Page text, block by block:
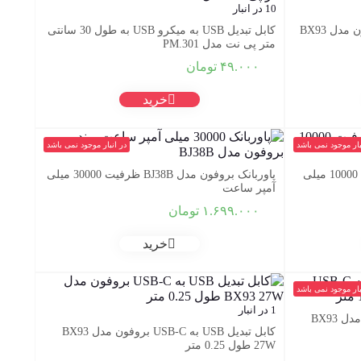
کابل تبدیل USB-C به لایتنینگ بروفون مدل BX93
10 در انبار
کابل تبدیل USB به میکرو USB به طول 30 سانتی
متر پی نت مدل PM.301
۴۹.۰۰۰ تومان
خرید
موجود نمی باشد
پاوربانک بروفون مدل BJ38 ظرفیت 10000 میلی
در انبار موجود نمی باشد
پاوربانک بروفون مدل BJ38B ظرفیت 30000 میلی
آمپر ساعت
۱.۶۹۹.۰۰۰ تومان
خرید
موجود نمی باشد
کابل تبدیل USB به USB-C بروفون مدل BX93
1 در انبار
کابل تبدیل USB به USB-C بروفون مدل BX93
27W طول 0.25 متر